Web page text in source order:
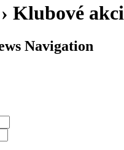
› Klubové
Navigation